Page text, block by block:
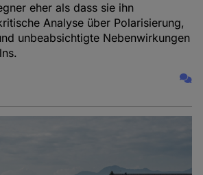
eher als dass sie ihn
Analyse über Polarisierung,
unbeabsichtigte Nebenwirkungen